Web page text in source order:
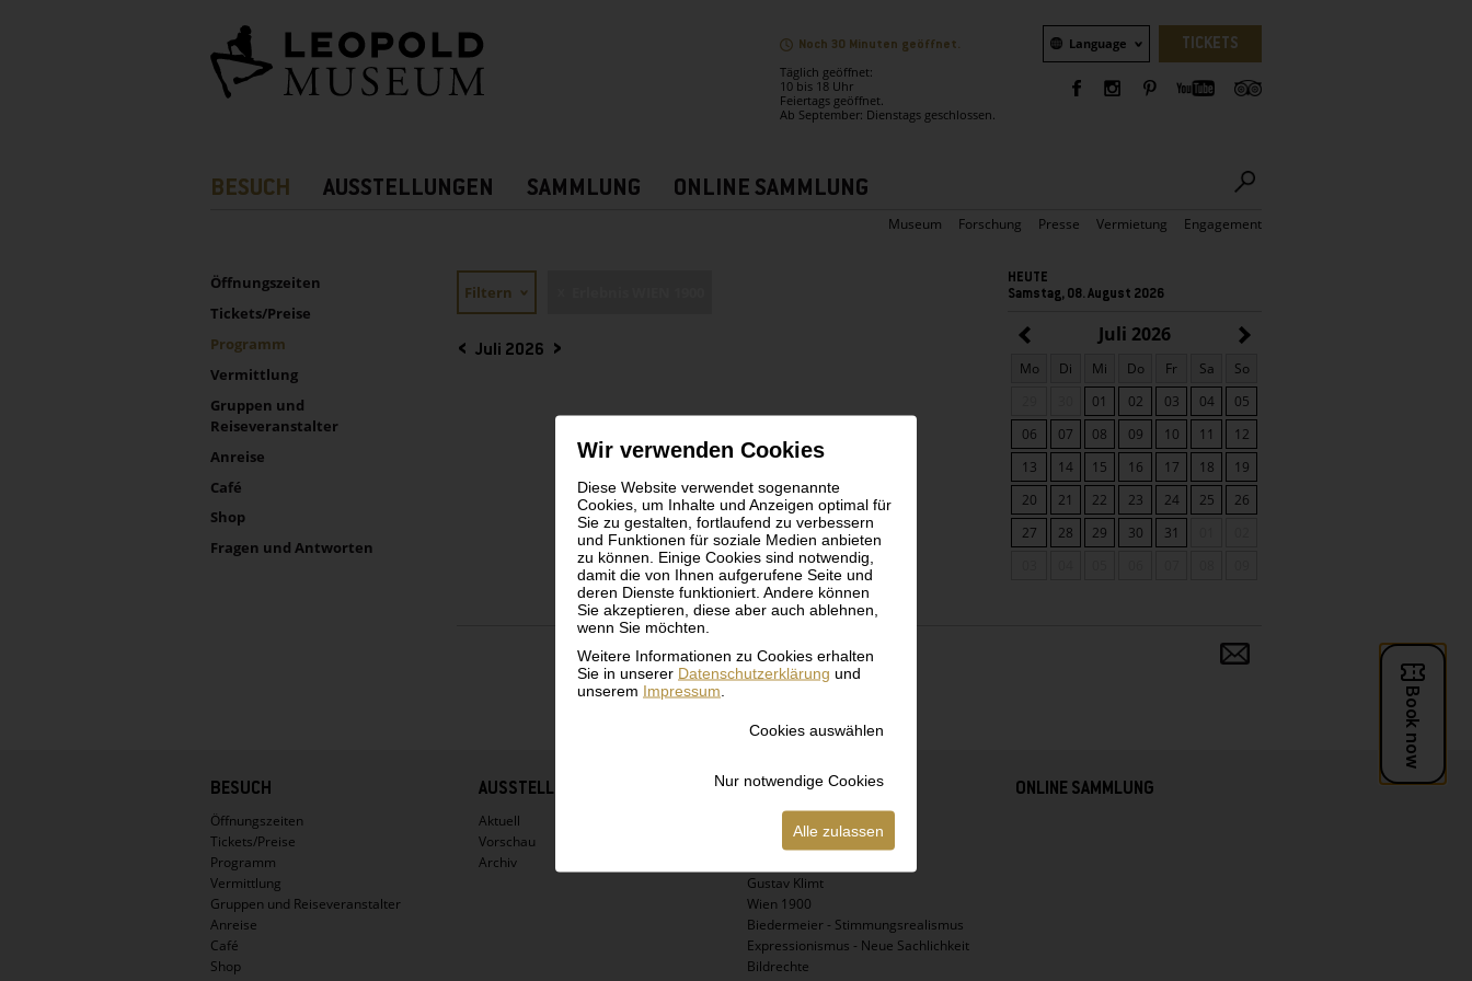
Wir verwenden Cookies
Diese Website verwendet sogenannte
Cookies, um Inhalte und Anzeigen optimal für
Sie zu gestalten, fortlaufend zu verbessern
und Funktionen für soziale Medien anbieten
zu können. Einige Cookies sind notwendig,
damit die von Ihnen aufgerufene Seite und
deren Dienste funktioniert. Andere können
Sie akzeptieren, diese aber auch ablehnen,
wenn Sie möchten.
Weitere Informationen zu Cookies erhalten
Sie in unserer Datenschutzerklärung und
unserem Impressum
Cookies auswählen
Nur notwendige Cookies
Alle zulassen
Noch 30 Minuten geöffnet.
Täglich geöffnet:
10 bis 18 Uhr
Feiertags geöffnet.
Ab September: Dienstags geschlossen.
Sprachauswahl
Language TICKETS
Hauptnavigation
BESUCH AUSSTELLUNGEN SAMMLUNG ONLINE SAMMLUNG
Museum Forschung Presse Vermietung Engagement
Sidebar
UNTERNAVIGATION
Öffnungszeiten
Tickets/Preise
Programm
Vermittlung
Gruppen und
Reiseveranstalter
Anreise
Café
Shop
Fragen und Antworten
Filtern
Juli 2026
HEUTE
Samstag, 08. August 2026
Juli 2026
Mo Di Mi Do Fr Sa
So
01 02 03 04
05
06
07 08 09 10 11
12
13
14 15 16 17 18
19
20
21 22 23 24 25
26
27
28 29 30 31
BESUCH
Öffnungszeiten
Tickets/Preise
Programm
Vermittlung
Gruppen und Reiseveranstalter
Anreise
Café
Shop
AUSSTELLUNGEN
Aktuell
Vorschau
Archiv
SAMMLUNG
Virtuelle Tour
Gustav Klimt
Wien 1900
Biedermeier - Stimmungsrealismus
Expressionismus - Neue Sachlichkeit
Bildrechte
ONLINE SAMMLUNG